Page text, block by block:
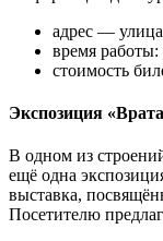
адрес —
время
стоимость
Экспозиция
В одном из
ещё одна
выставка,
Посетителю